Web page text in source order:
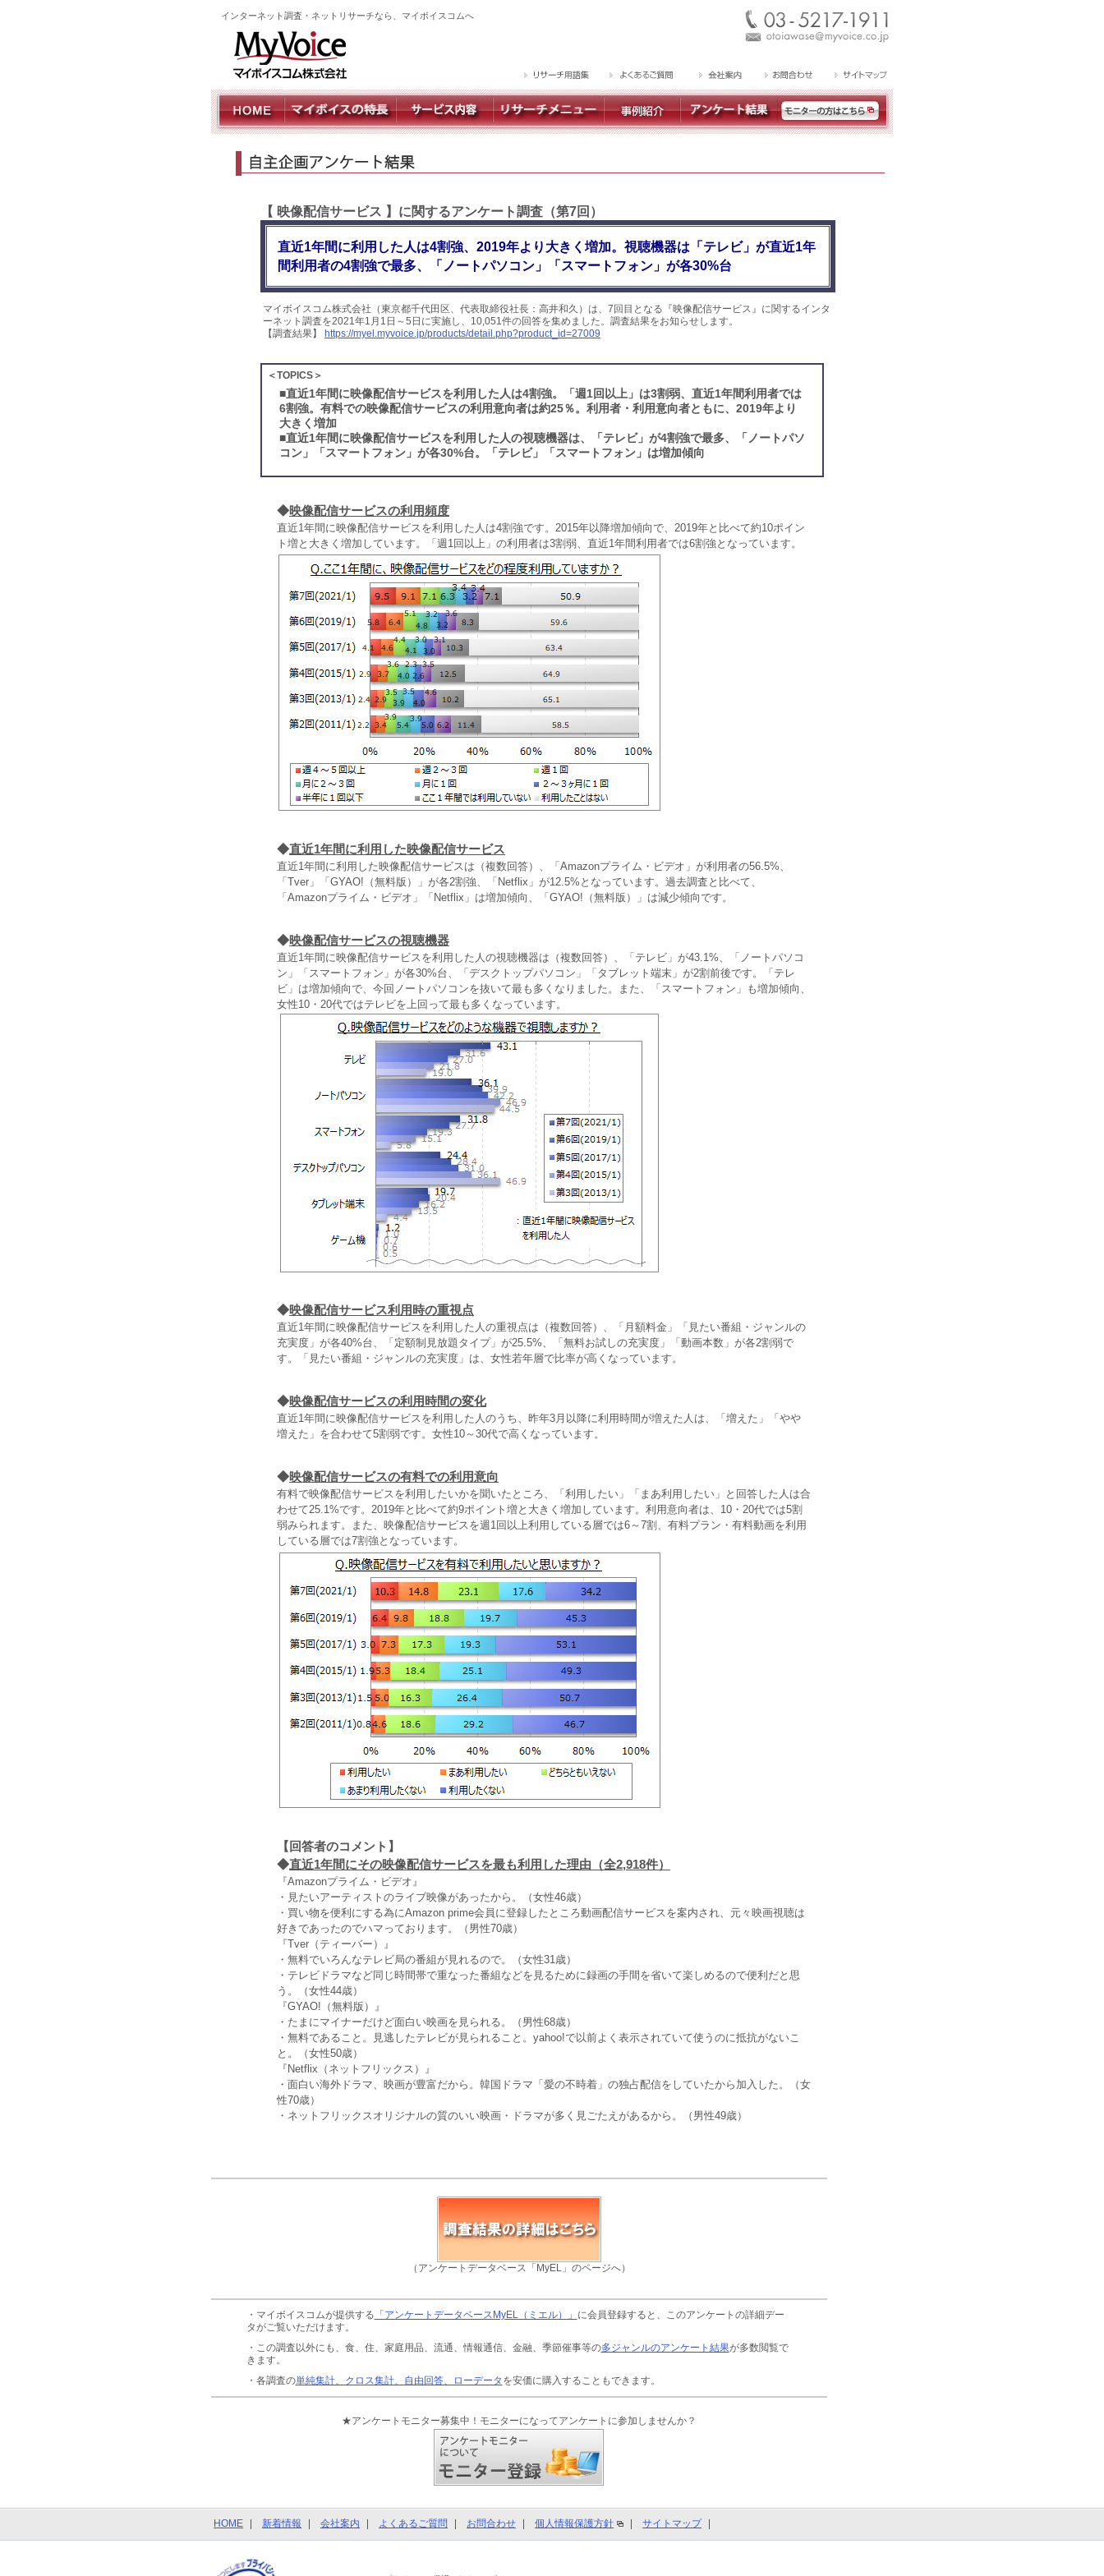
インターネット調査・ネットリサーチなら、マイボイスコムへ
【 映像配信サービス 】に関するアンケート調査（第7回）
直近1年間に利用した人は4割強、2019年より大きく増加。視聴機器は「テレビ」が直近1年
間利用者の4割強で最多、「ノートパソコン」「スマートフォン」が各30%台
マイボイスコム株式会社（東京都千代田区、代表取締役社長：高井和久）は、7回目となる『映像配信サービス』に関するインタ
ーネット調査を2021年1月1日～5日に実施し、10,051件の回答を集めました。調査結果をお知らせします。
【調査結果】
https://myel.myvoice.jp/products/detail.php?product_id=27009
＜TOPICS＞
■直近1年間に映像配信サービスを利用した人は4割強。「週1回以上」は3割弱、直近1年間利用者では
6割強。有料での映像配信サービスの利用意向者は約25％。利用者・利用意向者ともに、2019年より
大きく増加
■直近1年間に映像配信サービスを利用した人の視聴機器は、「テレビ」が4割強で最多、「ノートパソ
コン」「スマートフォン」が各30%台。「テレビ」「スマートフォン」は増加傾向
◆映像配信サービスの利用頻度
直近1年間に映像配信サービスを利用した人は4割強です。2015年以降増加傾向で、2019年と比べて約10ポイン
ト増と大きく増加しています。「週1回以上」の利用者は3割弱、直近1年間利用者では6割強となっています。
◆直近1年間に利用した映像配信サービス
直近1年間に利用した映像配信サービスは（複数回答）、「Amazonプライム・ビデオ」が利用者の56.5%、
「Tver」「GYAO!（無料版）」が各2割強、「Netflix」が12.5%となっています。過去調査と比べて、
「Amazonプライム・ビデオ」「Netflix」は増加傾向、「GYAO!（無料版）」は減少傾向です。
◆映像配信サービスの視聴機器
直近1年間に映像配信サービスを利用した人の視聴機器は（複数回答）、「テレビ」が43.1%、「ノートパソコ
ン」「スマートフォン」が各30%台、「デスクトップパソコン」「タブレット端末」が2割前後です。「テレ
ビ」は増加傾向で、今回ノートパソコンを抜いて最も多くなりました。また、「スマートフォン」も増加傾向、
女性10・20代ではテレビを上回って最も多くなっています。
◆映像配信サービス利用時の重視点
直近1年間に映像配信サービスを利用した人の重視点は（複数回答）、「月額料金」「見たい番組・ジャンルの
充実度」が各40%台、「定額制見放題タイプ」が25.5%、「無料お試しの充実度」「動画本数」が各2割弱で
す。「見たい番組・ジャンルの充実度」は、女性若年層で比率が高くなっています。
◆映像配信サービスの利用時間の変化
直近1年間に映像配信サービスを利用した人のうち、昨年3月以降に利用時間が増えた人は、「増えた」「やや
増えた」を合わせて5割弱です。女性10～30代で高くなっています。
◆映像配信サービスの有料での利用意向
有料で映像配信サービスを利用したいかを聞いたところ、「利用したい」「まあ利用したい」と回答した人は合
わせて25.1%です。2019年と比べて約9ポイント増と大きく増加しています。利用意向者は、10・20代では5割
弱みられます。また、映像配信サービスを週1回以上利用している層では6～7割、有料プラン・有料動画を利用
している層では7割強となっています。
【回答者のコメント】
◆直近1年間にその映像配信サービスを最も利用した理由（全2,918件）
『Amazonプライム・ビデオ』
・見たいアーティストのライブ映像があったから。（女性46歳）
・買い物を便利にする為にAmazon prime会員に登録したところ動画配信サービスを案内され、元々映画視聴は
好きであったのでハマっております。（男性70歳）
『Tver（ティーバー）』
・無料でいろんなテレビ局の番組が見れるので。（女性31歳）
・テレビドラマなど同じ時間帯で重なった番組などを見るために録画の手間を省いて楽しめるので便利だと思
う。（女性44歳）
『GYAO!（無料版）』
・たまにマイナーだけど面白い映画を見られる。（男性68歳）
・無料であること。見逃したテレビが見られること。yahoo!で以前よく表示されていて使うのに抵抗がないこ
と。（女性50歳）
『Netflix（ネットフリックス）』
・面白い海外ドラマ、映画が豊富だから。韓国ドラマ「愛の不時着」の独占配信をしていたから加入した。（女
性70歳）
・ネットフリックスオリジナルの質のいい映画・ドラマが多く見ごたえがあるから。（男性49歳）
（アンケートデータベース「MyEL」のページへ）
・マイボイスコムが提供する 「アンケートデータベースMyEL（ミエル）」 に会員登録すると、このアンケートの詳細デー
タがご覧いただけます。
・この調査以外にも、食、住、家庭用品、流通、情報通信、金融、季節催事等の多ジャンルのアンケート結果が多数閲覧で
きます。
・各調査の単純集計、クロス集計、自由回答、ローデータ を安価に購入することもできます。
★アンケートモニター募集中！モニターになってアンケートに参加しませんか？
HOME 新着情報 会社案内 よくあるご質問 お問合わせ 個人情報保護方針 サイトマップ